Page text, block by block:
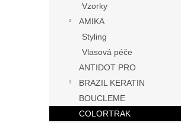
Vzorky
AMIKA
Styling
Vlasová péče
ANTIDOT PRO
BRAZIL KERATIN
BOUCLEME
COLORTRAK